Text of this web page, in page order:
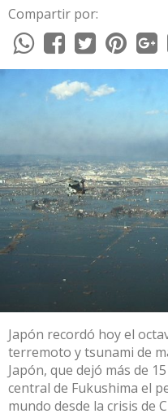
SOCIEDAD
CULTURIZANDO.COM
Compartir por:
Japón recordó hoy el
terremoto y tsunami de
Japón, que dejó más de
central de Fukushima el
mundo desde la crisis de